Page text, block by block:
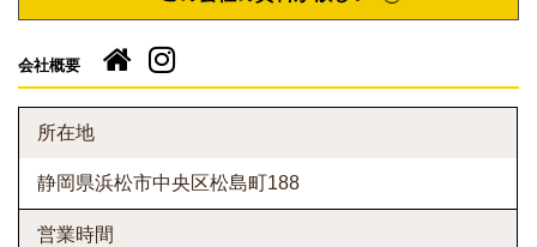
会社概要
所在地
静岡県浜松市中央区松島町188
営業時間